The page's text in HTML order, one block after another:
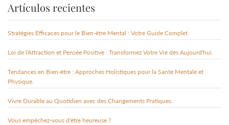
Artículos recientes
Stratégies Efficaces pour le Bien-être Mental : Votre Guide Complet.
Loi de l'Attraction et Pensée Positive : Transformez Votre Vie dès Aujourd'hui.
Tendances en Bien-être : Approches Holistiques pour la Santé Mentale et
Physique.
Vivre Durable au Quotidien avec des Changements Pratiques.
Vous empêchez-vous d'être heureuse ?